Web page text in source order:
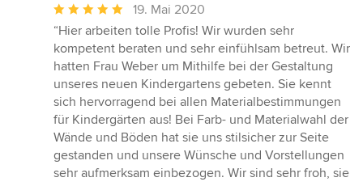
Durchschnittliche
Bewertung:
5
von
5
Sternen
19. Mai 2020
“Hier arbeiten tolle Profis! Wir wurden sehr
kompetent beraten und sehr einfühlsam betreut. Wir
hatten Frau Weber um Mithilfe bei der Gestaltung
unseres neuen Kindergartens gebeten. Sie kennt
sich hervorragend bei allen Materialbestimmungen
für Kindergärten aus! Bei Farb- und Materialwahl der
Wände und Böden hat sie uns stilsicher zur Seite
gestanden und unsere Wünsche und Vorstellungen
sehr aufmerksam einbezogen. Wir sind sehr froh, sie